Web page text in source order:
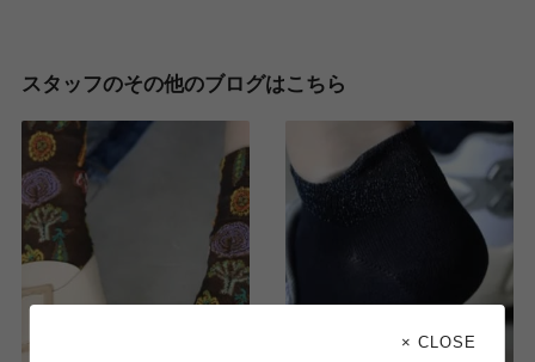
スタッフのその他のブログはこちら
× CLOSE